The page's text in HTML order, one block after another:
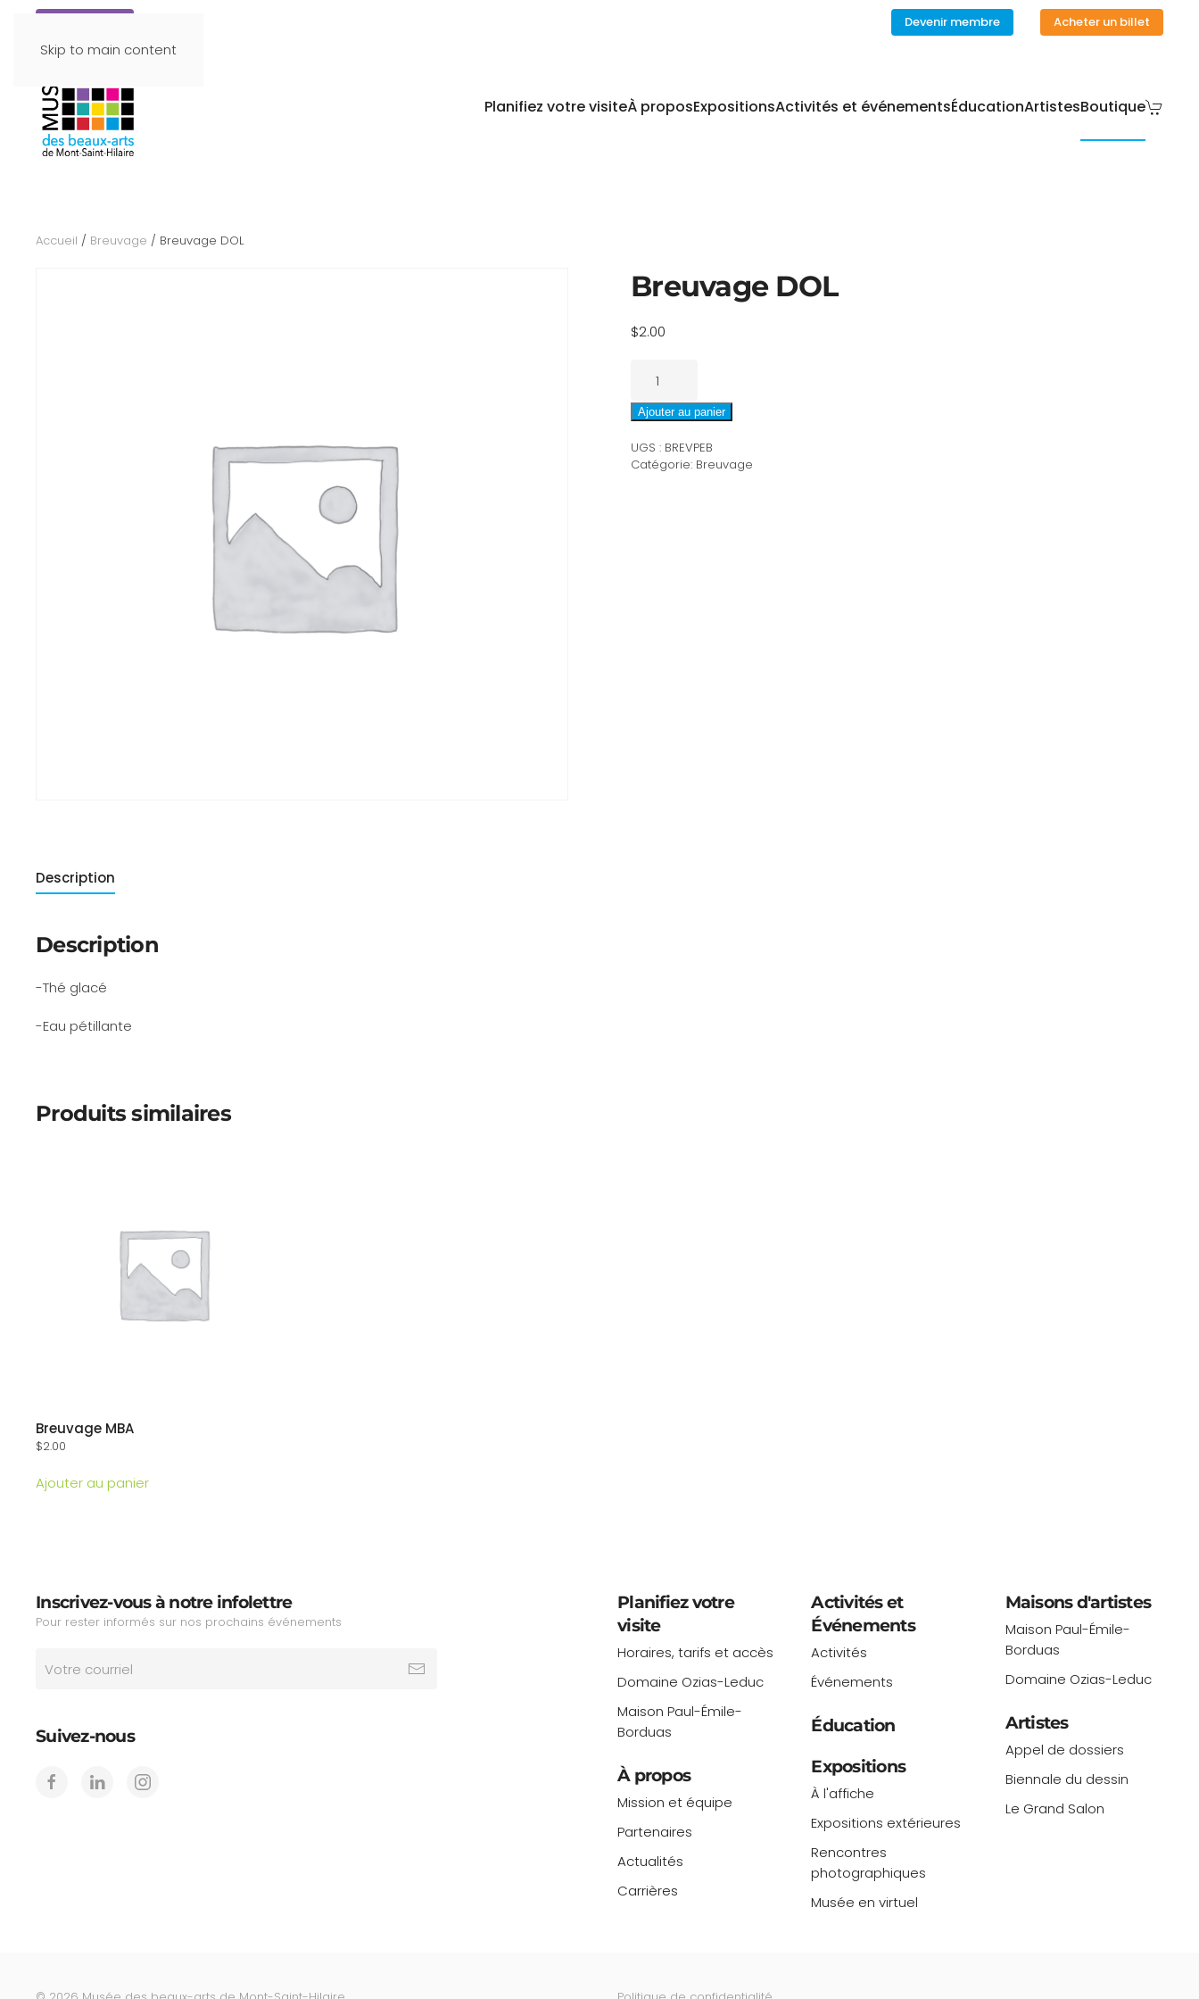
Skip to main content
Devenir membre Acheter un billet
Planifiez votre visiteÀ proposExpositionsActivités et événementsÉducationArtistesBoutique
Accueil / Breuvage / Breuvage DOL
Breuvage DOL
$2.00
Breuvage
Ajouter au panier
UGS : BREVPEB
Catégorie: Breuvage
Description
Description
-Thé glacé
-Eau pétillante
Produits similaires
Breuvage MBA
$2.00
Ajouter au panier
Inscrivez-vous à notre infolettre
Pour rester informés sur nos prochains événements
Suivez-nous
Planifiez votre
visite
Horaires, tarifs et accès
Domaine Ozias-Leduc
Maison Paul-Émile-
Borduas
À propos
Mission et équipe
Partenaires
Actualités
Carrières
Activités et
Événements
Activités
Événements
Éducation
Expositions
À l'affiche
Expositions extérieures
Rencontres
photographiques
Musée en virtuel
Maisons d'artistes
Maison Paul-Émile-
Borduas
Domaine Ozias-Leduc
Artistes
Appel de dossiers
Biennale du dessin
Le Grand Salon